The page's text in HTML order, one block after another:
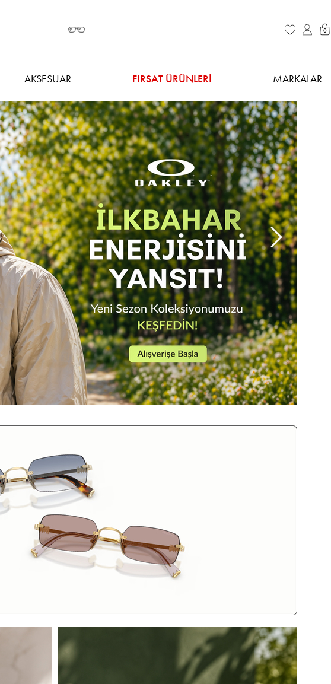
0
AKSESUAR FIRSAT ÜRÜNLERİ MARKALAR